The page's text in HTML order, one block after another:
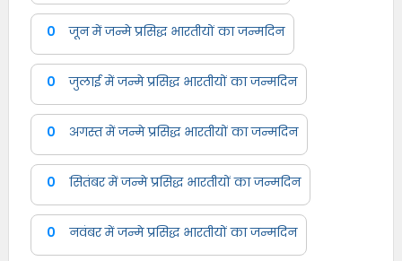
0 जून में जन्मे प्रसिद्ध भारतीयों का जन्मदिन
0 जुलाई में जन्मे प्रसिद्ध भारतीयों का जन्मदिन
0 अगस्त में जन्मे प्रसिद्ध भारतीयों का जन्मदिन
0 सितंबर में जन्मे प्रसिद्ध भारतीयों का जन्मदिन
0 नवंबर में जन्मे प्रसिद्ध भारतीयों का जन्मदिन